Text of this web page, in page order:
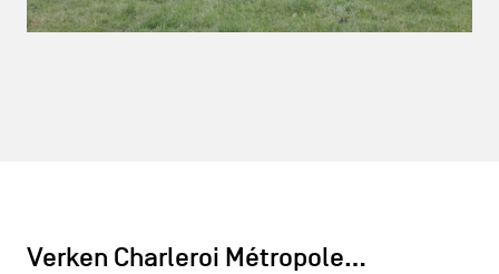
Verken Charleroi Métropole…